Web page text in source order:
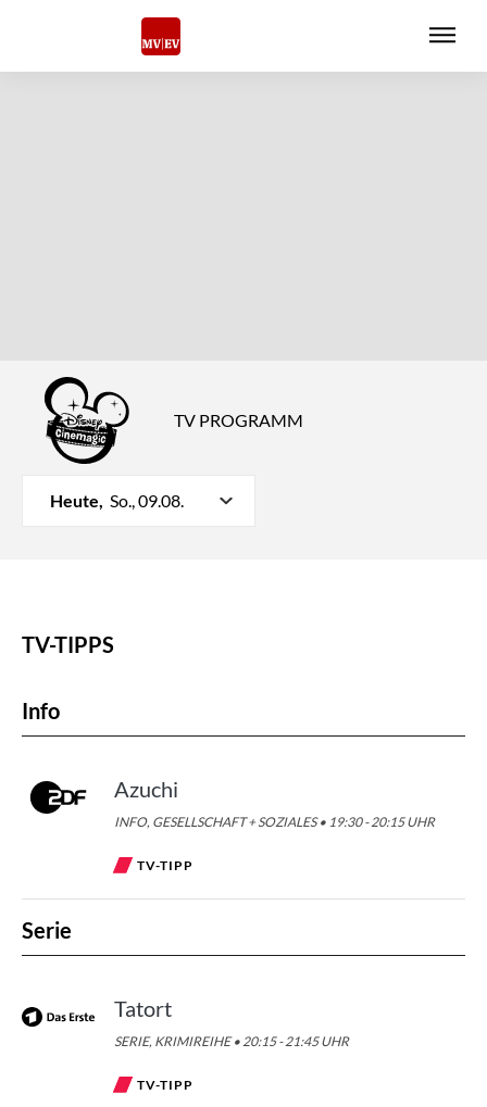
TV PROGRAMM
Heute, So., 09.08.
TV-TIPPS
Info
Azuchi
INFO, GESELLSCHAFT + SOZIALES • 19:30 - 20:15 UHR
TV-TIPP
Serie
Tatort
SERIE, KRIMIREIHE • 20:15 - 21:45 UHR
TV-TIPP